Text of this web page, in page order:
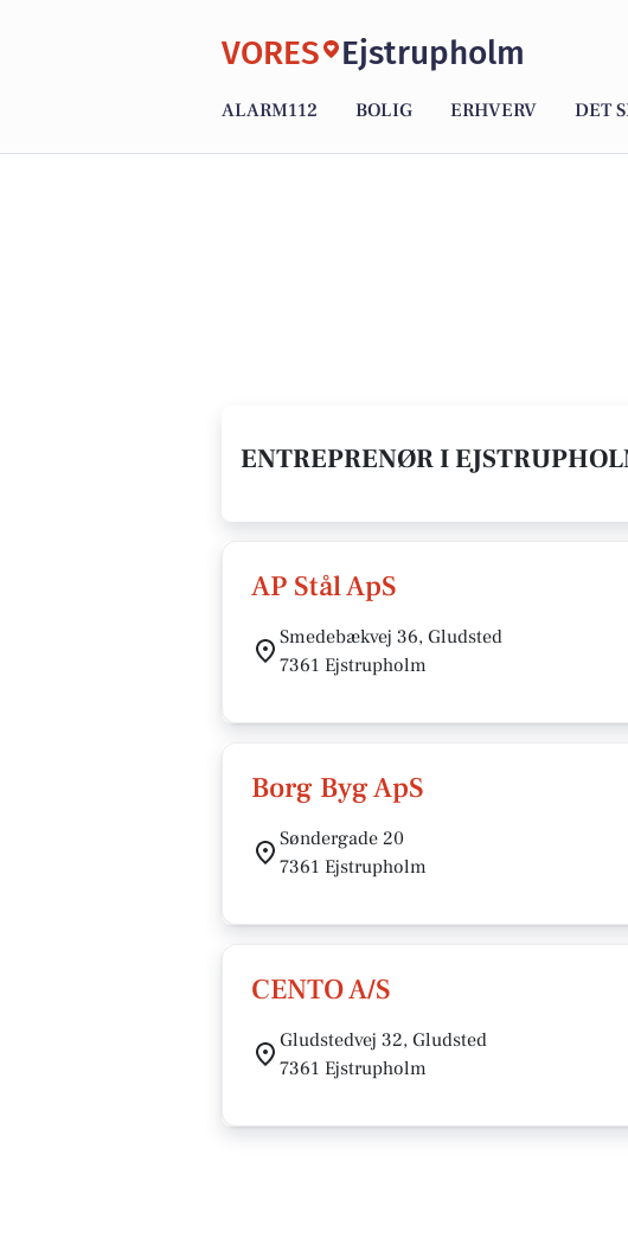
VORES Ejstrupholm
ALARM112 BOLIG ERHVERV DET
ENTREPRENØR I
AP Stål ApS
Smedebækvej 36, Gludsted
7361 Ejstrupholm
Borg Byg ApS
Søndergade 20
7361 Ejstrupholm
CENTO A/S
Gludstedvej 32, Gludsted
7361 Ejstrupholm